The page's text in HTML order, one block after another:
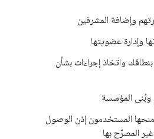
وإضافة المشرفين
وإدارة عضويتها
بنطاقك واتخاذ إجراءات بشأن
وبُنى المؤسسة
المستخدمون إذن الوصول
المصرّح بها